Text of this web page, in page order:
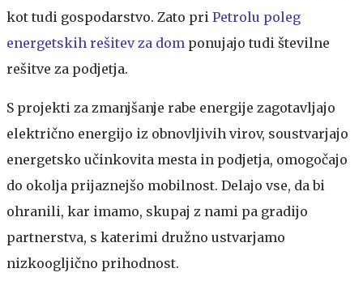
kot tudi gospodarstvo. Zato pri Petrolu poleg
energetskih rešitev za dom ponujajo tudi številne
rešitve za podjetja.
S projekti za zmanjšanje rabe energije zagotavljajo
električno energijo iz obnovljivih virov, soustvarjajo
energetsko učinkovita mesta in podjetja, omogočajo
do okolja prijaznejšo mobilnost. Delajo vse, da bi
ohranili, kar imamo, skupaj z nami pa gradijo
partnerstva, s katerimi družno ustvarjamo
nizkoogljično prihodnost.